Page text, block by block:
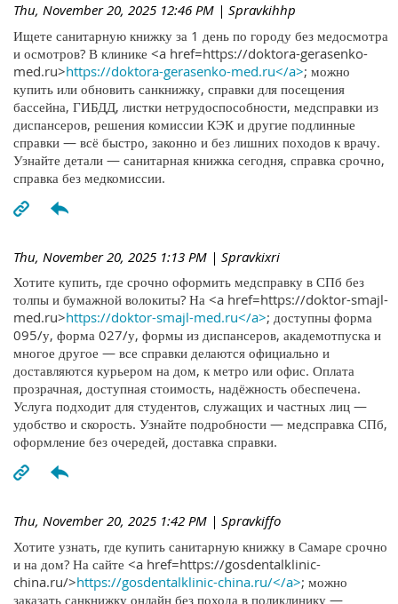
Thu, November 20, 2025 12:46 PM | Spravkihhp
Ищете санитарную книжку за 1 день по городу без медосмотра
и осмотров? В клинике <a href=https://doktora-gerasenko-
med.ru>https://doktora-gerasenko-med.ru</a>; можно
купить или обновить санкнижку, справки для посещения
бассейна, ГИБДД, листки нетрудоспособности, медсправки из
диспансеров, решения комиссии КЭК и другие подлинные
справки — всё быстро, законно и без лишних походов к врачу.
Узнайте детали — санитарная книжка сегодня, справка срочно,
справка без медкомиссии.
Thu, November 20, 2025 1:13 PM | Spravkixri
Хотите купить, где срочно оформить медсправку в СПб без
толпы и бумажной волокиты? На <a href=https://doktor-smajl-
med.ru>https://doktor-smajl-med.ru</a>; доступны форма
095/у, форма 027/у, формы из диспансеров, академотпуска и
многое другое — все справки делаются официально и
доставляются курьером на дом, к метро или офис. Оплата
прозрачная, доступная стоимость, надёжность обеспечена.
Услуга подходит для студентов, служащих и частных лиц —
удобство и скорость. Узнайте подробности — медсправка СПб,
оформление без очередей, доставка справки.
Thu, November 20, 2025 1:42 PM | Spravkiffo
Хотите узнать, где купить санитарную книжку в Самаре срочно
и на дом? На сайте <a href=https://gosdentalklinic-
china.ru/>https://gosdentalklinic-china.ru/</a>; можно
заказать санкнижку онлайн без похода в поликлинику —